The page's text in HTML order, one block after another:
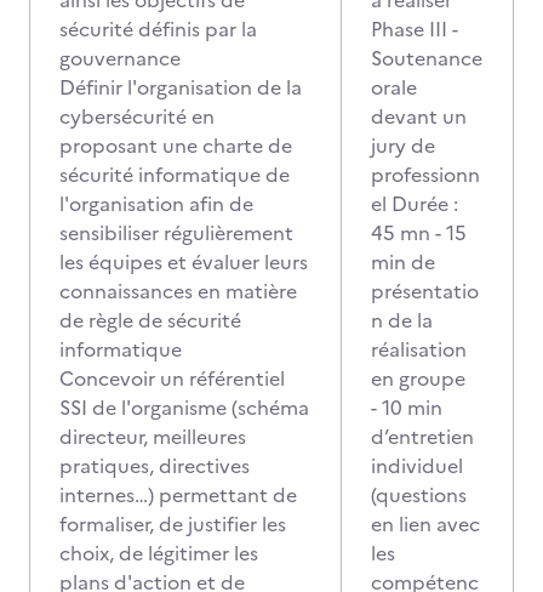
sécurité définis par la
gouvernance
Définir l'organisation de la
cybersécurité en
proposant une charte de
sécurité informatique de
l'organisation afin de
sensibiliser régulièrement
les équipes et évaluer leurs
connaissances en matière
de règle de sécurité
informatique
Concevoir un référentiel
SSI de l'organisme (schéma
directeur, meilleures
pratiques, directives
internes…) permettant de
formaliser, de justifier les
choix, de légitimer les
plans d'action et de
Phase III -
Soutenance
orale
devant un
jury de
professionn
el Durée :
45 mn - 15
min de
présentatio
n de la
réalisation
en groupe
- 10 min
d’entretien
individuel
(questions
en lien avec
les
compétenc